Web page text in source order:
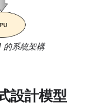
的系統架構
設計模型